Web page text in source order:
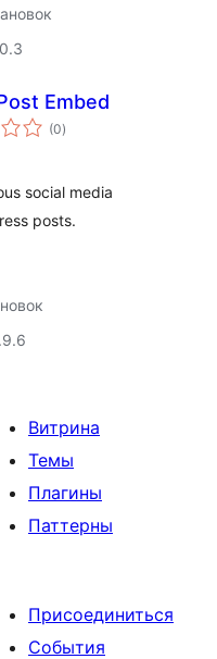
Embed
(0общий
рейтинг
)
social media
posts.
Витрина
Темы
Плагины
Паттерны
Присоединиться
События